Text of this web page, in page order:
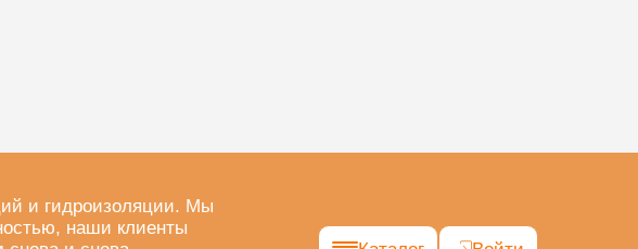
и гидроизоляции. Мы
наши клиенты